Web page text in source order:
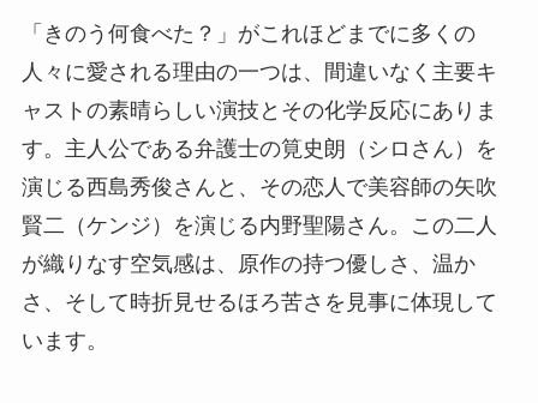
「きのう何食べた？」がこれほどまでに多くの
人々に愛される理由の一つは、間違いなく主要キ
ャストの素晴らしい演技とその化学反応にありま
す。主人公である弁護士の筧史朗（シロさん）を
演じる西島秀俊さんと、その恋人で美容師の矢吹
賢二（ケンジ）を演じる内野聖陽さん。この二人
が織りなす空気感は、原作の持つ優しさ、温か
さ、そして時折見せるほろ苦さを見事に体現して
います。